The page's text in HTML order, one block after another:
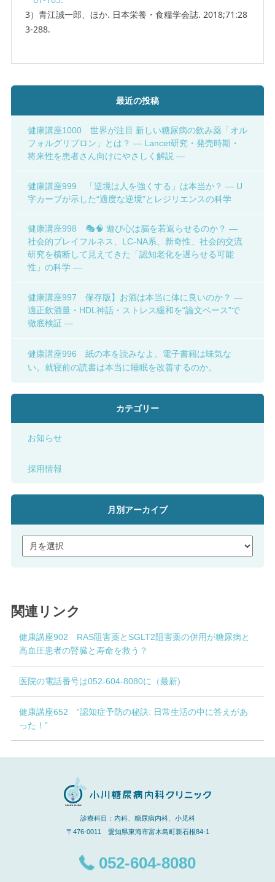
3）青江誠一郎、ほか. 日本栄養・食糧学会誌. 2018;71:28
3-288.
最近の投稿
健康講座1000 世界が注目 新しい糖尿病の飲み薬「オル
フォルグリプロン」とは？ ― Lancet研究・発売時期・
将来性を患者さん向けにやさしく解説 ―
健康講座999 「逆境は人を強くする」は本当か？ ― U
字カーブが示した“適度な逆境”とレジリエンスの科学
健康講座998 🎭🧠 遊び心は脳を若返らせるのか？ ―
社会的プレイフルネス、LC-NA系、新奇性、社会的交流
研究を横断して見えてきた「認知老化を遅らせる可能
性」の科学 ―
健康講座997 保存版】お酒は本当に体に良いのか？ ―
適正飲酒量・HDL神話・ストレス緩和を“論文ベース”で
徹底検証 ―
健康講座996 紙の本を読みなよ。電子書籍は味気な
い。就寝前の読書は本当に睡眠を改善するのか。
カテゴリー
お知らせ
採用情報
月別アーカイブ
関連リンク
健康講座902 RAS阻害薬とSGLT2阻害薬の併用が糖尿病と
高血圧患者の腎臓と寿命を救う？
医院の電話番号は052-604-8080に（最新)
健康講座652 ”認知症予防の秘訣: 日常生活の中に答えがあ
った！”
診療科目：内科、糖尿病内科、小児科
〒476-0011 愛知県東海市富木島町新石根84-1
052-604-8080